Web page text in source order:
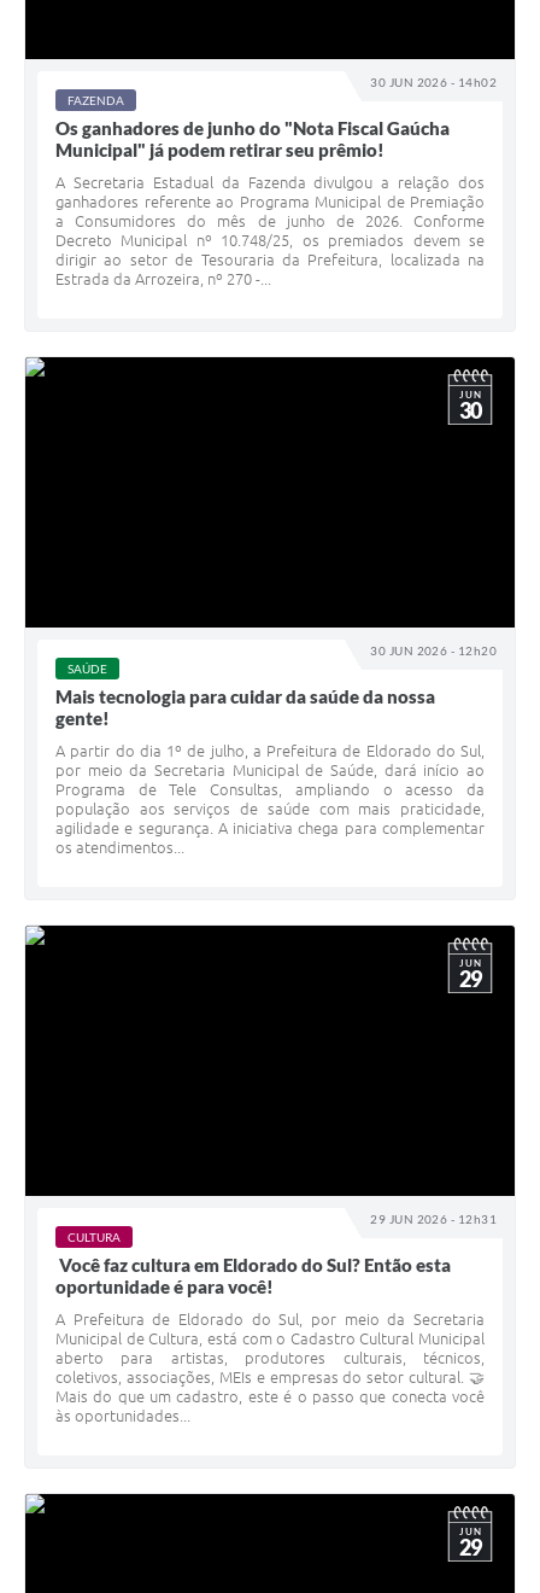
30 JUN 2026 - 14h02
FAZENDA
Os ganhadores de junho do "Nota Fiscal Gaúcha
Municipal" já podem retirar seu prêmio!
A Secretaria Estadual da Fazenda divulgou a relação dos
ganhadores referente ao Programa Municipal de Premiação
a Consumidores do mês de junho de 2026. Conforme
Decreto Municipal nº 10.748/25, os premiados devem se
dirigir ao setor de Tesouraria da Prefeitura, localizada na
Estrada da Arrozeira, nº 270 -...
30 JUN 2026 - 12h20
JUN
30
SAÚDE
Mais tecnologia para cuidar da saúde da nossa
gente!
A partir do dia 1º de julho, a Prefeitura de Eldorado do Sul,
por meio da Secretaria Municipal de Saúde, dará início ao
Programa de Tele Consultas, ampliando o acesso da
população aos serviços de saúde com mais praticidade,
agilidade e segurança. A iniciativa chega para complementar
os atendimentos...
29 JUN 2026 - 12h31
JUN
29
CULTURA
Você faz cultura em Eldorado do Sul? Então esta
oportunidade é para você!
A Prefeitura de Eldorado do Sul, por meio da Secretaria
Municipal de Cultura, está com o Cadastro Cultural Municipal
aberto para artistas, produtores culturais, técnicos,
coletivos, associações, MEIs e empresas do setor cultural. 🤝
Mais do que um cadastro, este é o passo que conecta você
às oportunidades...
JUN
29